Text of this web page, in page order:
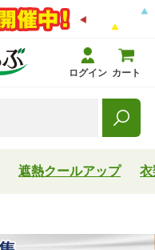
ログイン カート
遮熱クールアップ 衣